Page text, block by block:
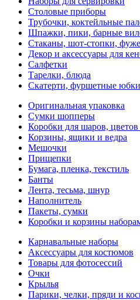
Столовые приборы
Трубочки, коктейльные
Шпажки, пики, барные
Стаканы, шот-стопки,
Декор и аксессуары для
Салфетки
Тарелки, блюда
Скатерти, фуршетные юбки
Оригинальная упаковка
Сумки шопперы
Коробки для шаров, цветов
Корзины, ящики и ведра
Мешочки
Прищепки
Бумага, пленка, текстиль
Банты
Лента, тесьма, шнур
Наполнитель
Пакеты, сумки
Коробки и корзины
Карнавальные наборы
Аксессуары для костюмов
Товары для фотосессий
Очки
Крылья
Парики, челки, пряди и